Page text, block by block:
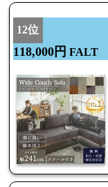
12位
118,000円 FALT